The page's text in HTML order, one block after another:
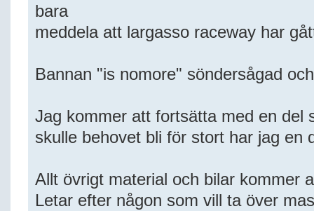
bara
meddela att largasso raceway har
Bannan "is nomore" söndersågad
Jag kommer att fortsätta med en del
skulle behovet bli för stort har jag en
Allt övrigt material och bilar kommer
Letar efter någon som vill ta över